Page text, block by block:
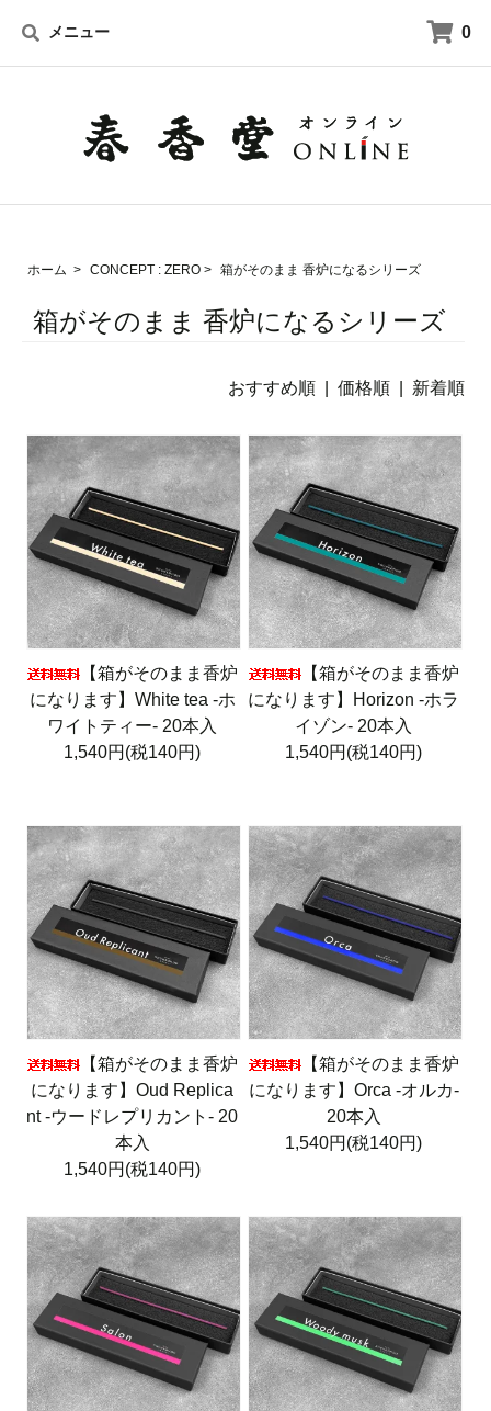
メニュー 0
ホーム > CONCEPT : ZERO > 箱がそのまま 香炉になるシリーズ
箱がそのまま 香炉になるシリーズ
おすすめ順 | 価格順| 新着順
【箱がそのまま香炉
になります】White tea -ホ
ワイトティー- 20本入
1,540円(税140円)
【箱がそのまま香炉
になります】Horizon -ホラ
イゾン- 20本入
1,540円(税140円)
【箱がそのまま香炉
になります】Oud Replica
nt -ウードレプリカント- 20
本入
1,540円(税140円)
【箱がそのまま香炉
になります】Orca -オルカ-
20本入
1,540円(税140円)